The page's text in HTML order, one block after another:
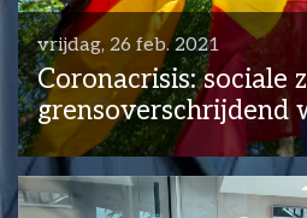
vrijdag, 26 feb. 2021
Coronacrisis: sociale
grensoverschrijdend